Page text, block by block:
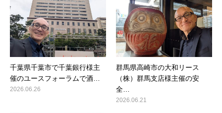
千葉県千葉市で千葉銀行様主
催のユースフォーラムで酒…
2026.06.26
群馬県高崎市の大和リース
（株）群馬支店様主催の安
全…
2026.06.21